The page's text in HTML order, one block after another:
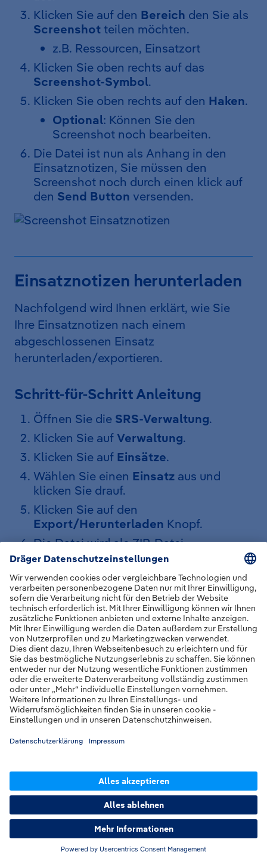
Klicken Sie auf den Bereich den Sie als
Screenshot teilen möchten.
z.B. Ressourcen, Einsatzort
Klicken Sie oben rechts auf das
Screenshot-Symbol.
Klicken Sie oben rechts auf den Haken.
Optional: Können Sie den
Screenshot noch bearbeiten.
Die Datei ist nun als Anhang in den
Einsatznotizen, Sie müssen den
Screenshot noch durch einen klick auf
den Send Button versenden.
Einsatznotizen herunterladen
Nachfolgend wird Ihnen erklärt, wie Sie
Ihre Einsatznotizen nach einem
abgeschlossenen Einsatz
herunterladen/exportieren.
Schritt-für-Schritt Anleitung
Öffnen Sie die SRS-Verwaltung.
Klicken Sie auf Verwaltung.
Klicken Sie auf Einsätze.
Wählen Sie einen Einsatz aus und
klicken Sie drauf.
Klicken Sie auf den
Export/Herunterladen Knopf.
Die Datei wird als ZIP-Datei
heruntergeladen. Es sind folgende
Inhalt verfügbar:
Bericht.pdf: Dort ist die
Alarmdepesche sowie auch der
Verlauf von den Einsatznotizen
vorhanden.
Alle Anhängeaus den
Einsatznotizen werden einzelnt als
Datei in der ZIP enthalten sein.
Pager
Alarmmeldung Einsatzort